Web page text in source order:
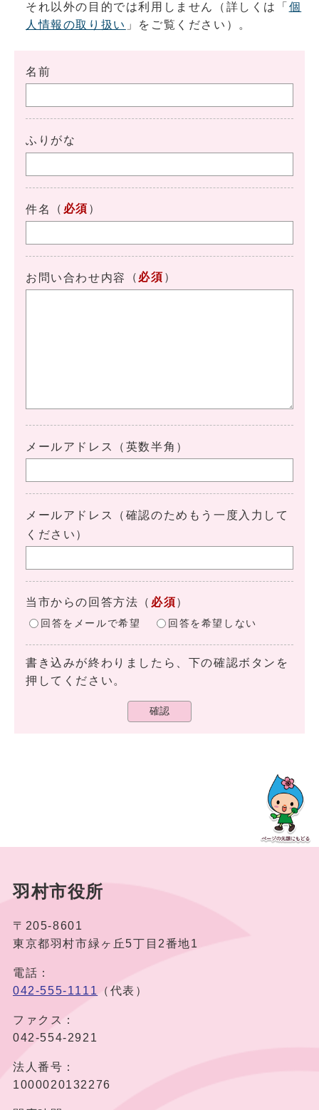
それ以外の目的では利用しません（詳しくは「 個
人情報の取り扱い 」をご覧ください）。
名前
ふりがな
件名 （ 必須 ）
お問い合わせ内容 （ 必須 ）
メールアドレス（英数半角）
メールアドレス（確認のためもう一度入力して
ください）
当市からの回答方法 （ 必須）
回答をメールで希望 回答を希望しない
書き込みが終わりましたら、下の確認ボタンを
押してください。
確認
羽村市役所
〒205-8601
東京都羽村市緑ヶ丘5丁目2番地1
電話：
042-555-1111
（代表）
ファクス：
042-554-2921
法人番号：
1000020132276